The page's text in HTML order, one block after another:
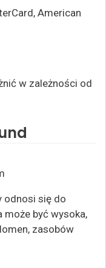
American
w zależności od
odnosi się do
może być wysoka,
zasobów